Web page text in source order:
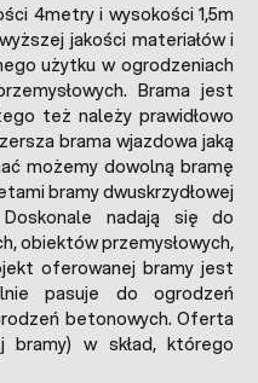
4metry i wysokości 1,5m
jakości materiałów i
użytku w ogrodzeniach
Brama jest
też należy prawidłowo
brama wjazdowa jaką
możemy dowolną bramę
bramy dwuskrzydłowej
nadają się do
obiektów przemysłowych,
oferowanej bramy jest
pasuje do ogrodzeń
betonowych. Oferta
w skład, którego